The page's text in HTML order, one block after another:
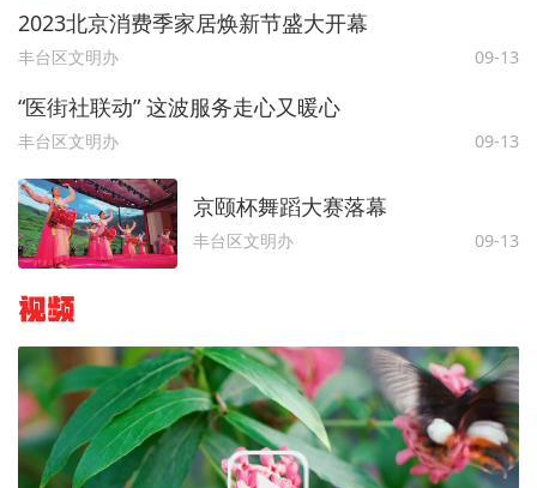
2023北京消费季家居焕新节盛大开幕
丰台区文明办 09-13
“医街社联动” 这波服务走心又暖心
丰台区文明办 09-13
京颐杯舞蹈大赛落幕
丰台区文明办 09-13
视频